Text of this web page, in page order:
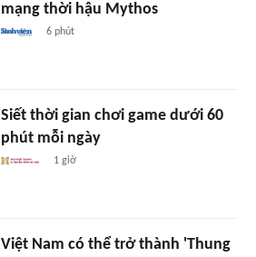
mạng thời hậu Mythos
6 phút
Siết thời gian chơi game dưới 60
phút mỗi ngày
1 giờ
Việt Nam có thể trở thành 'Thung